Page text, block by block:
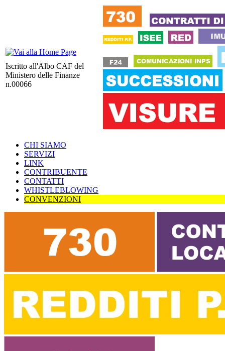
Iscritto all'Albo CAF del
Ministero delle Finanze
n.00066
CHI SIAMO
SERVIZI
LINK
CONTRIBUENTE
CONTATTI
WHISTLEBLOWING
CONVENZIONI